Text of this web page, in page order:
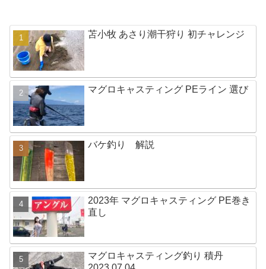
苫小牧 あさり潮干狩り 初チャレンジ
マグロキャスティング PEライン 選び
バケ釣り 解説
2023年 マグロキャスティング PE巻き
直し
マグロキャスティング釣り 積丹